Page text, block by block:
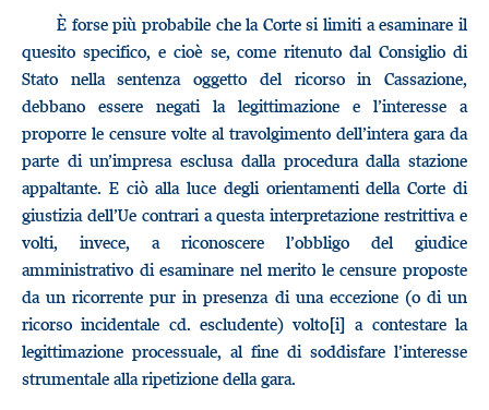
È forse più probabile che la Corte si limiti a esaminare il
quesito specifico, e cioè se, come ritenuto dal Consiglio di
Stato nella sentenza oggetto del ricorso in Cassazione,
debbano essere negati la legittimazione e l’interesse a
proporre le censure volte al travolgimento dell’intera gara da
parte di un’impresa esclusa dalla procedura dalla stazione
appaltante. E ciò alla luce degli orientamenti della Corte di
giustizia dell’Ue contrari a questa interpretazione restrittiva e
volti, invece, a riconoscere l’obbligo del giudice
amministrativo di esaminare nel merito le censure proposte
da un ricorrente pur in presenza di una eccezione (o di un
ricorso incidentale cd. escludente) volto[i] a contestare la
legittimazione processuale, al fine di soddisfare l’interesse
strumentale alla ripetizione della gara.